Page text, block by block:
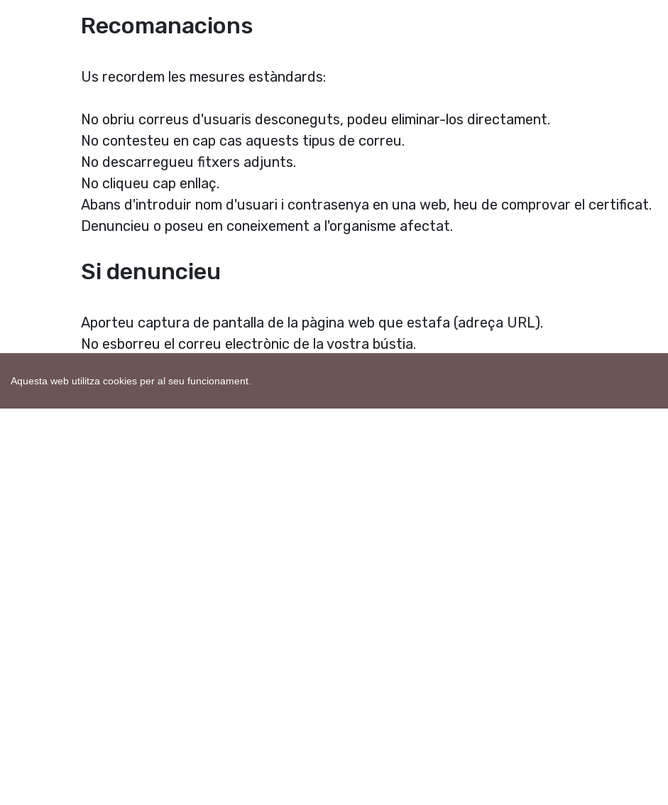
Aquesta web utilitza cookies per al seu funcionament.
Recomanacions
Us recordem les mesures estàndards:
No obriu correus d'usuaris desconeguts, podeu eliminar-los directament.
No contesteu en cap cas aquests tipus de correu.
No descarregueu fitxers adjunts.
No cliqueu cap enllaç.
Abans d'introduir nom d'usuari i contrasenya en una web, heu de comprovar el certificat.
Denuncieu o poseu en coneixement a l'organisme afectat.
Si denuncieu
Aporteu captura de pantalla de la pàgina web que estafa (adreça URL).
No esborreu el correu electrònic de la vostra bústia.